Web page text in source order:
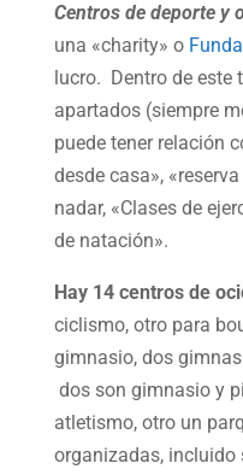
Centros de deporte y
una «charity» o
lucro. Dentro de
apartados (siempre
puede tener relación
desde casa»,
nadar, «Clases de
de natación».
Hay 14 centros de
ciclismo, otro para
gimnasio, dos
dos son gimnasio y
atletismo, otro un
organizadas, incluido